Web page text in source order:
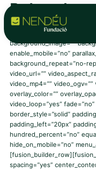
Vés
al
contingut
Rebut
[fusion_builder_container
background_image=””
enable_mobile=”no”
background_repeat=”no-
video_url=””
video_mp4=””
overlay_color=””
video_loop=”yes”
border_style=”solid”
padding_left=”20px”
hundred_percent=”no”
hide_on_mobile=”no”
spacing=”yes”